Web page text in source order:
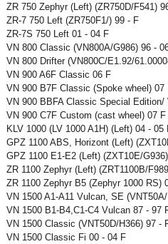
ZR 750 Zephyr (Left) (ZR750D/F541)
ZR-7 750 Left (ZR750F1/) 99 - F
ZR-7S 750 Left 01 - 04 F
VN 800 Classic (VN800A/G986) 96 -
VN 800 Drifter (VN800C/E1.92/
VN 900 A6F Classic 06 F
VN 900 B7F Classic (Spoke wheel) 07
VN 900 BBFA Classic Special
VN 900 C7F Custom (cast wheel) 07 F
KLV 1000 (LV 1000 A1H) (Left) 04 - 05
GPZ 1100 ABS, Horizont (Left)
GPZ 1100 E1-E2 (Left) (ZXT10E/
ZR 1100 Zephyr (Left) (ZRT1100B/
ZR 1100 Zephyr B5 (Zephyr 1000 RS)
VN 1500 A1-A11 Vulcan, SE
VN 1500 B1-B4,C1-C4 Vulcan 87 - 97
VN 1500 Classic (VNT50D/H366) 97 -
VN 1500 Classic Fi 00 - 04 F